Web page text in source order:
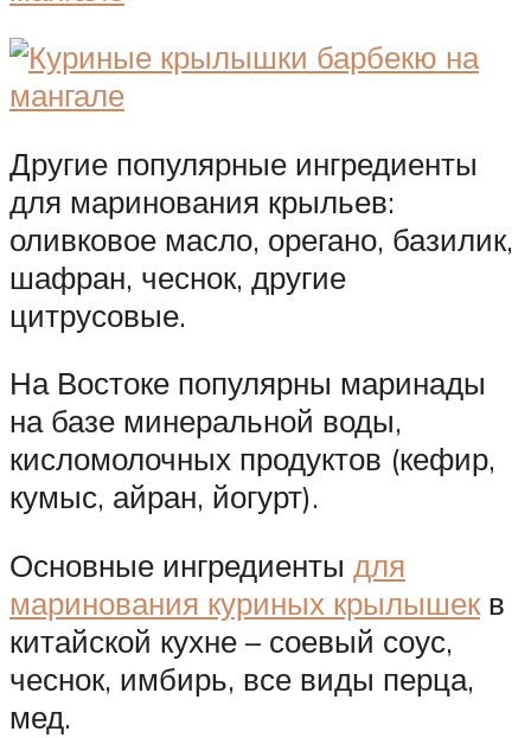
Другие популярные ингредиенты
для маринования крыльев:
оливковое масло, орегано, базилик,
шафран, чеснок, другие
цитрусовые.
На Востоке популярны маринады
на базе минеральной воды,
кисломолочных продуктов (кефир,
кумыс, айран, йогурт).
Основные ингредиенты для
маринования куриных крылышек в
китайской кухне – соевый соус,
чеснок, имбирь, все виды перца,
мед.